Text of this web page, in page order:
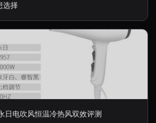
选择
日电吹风恒温冷热风双效评测